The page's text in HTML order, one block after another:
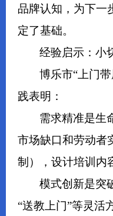
品牌认知，为下一
定了基础。
经验启示：小
博乐市“上门
践表明：
需求精准是生
市场缺口和劳动者
制），设计培训内
模式创新是突
“送教上门”等灵活